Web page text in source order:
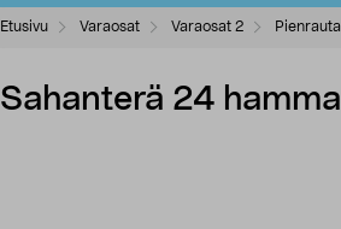
Etusivu Varaosat Varaosat 2
Sahanterä 24